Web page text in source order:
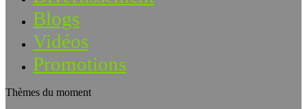
Blogs
Vidéos
Promotions
Thèmes du moment